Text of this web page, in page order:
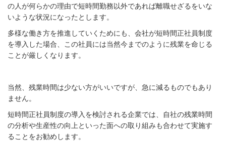
の人が何らかの理由で短時間勤務以外であれば離職せざるをいな
いような状況になったとします。
多様な働き方を推進していくためにも、会社が短時間正社員制度
を導入した場合、この社員には当然今までのように残業を命じる
ことが厳しくなります。
当然、残業時間は少ない方がいいですが、急に減るものでもあり
ません。
短時間正社員制度の導入を検討される企業では、自社の残業時間
の分析や生産性の向上といった面への取り組みも合わせて実施す
ることをお勧めします。